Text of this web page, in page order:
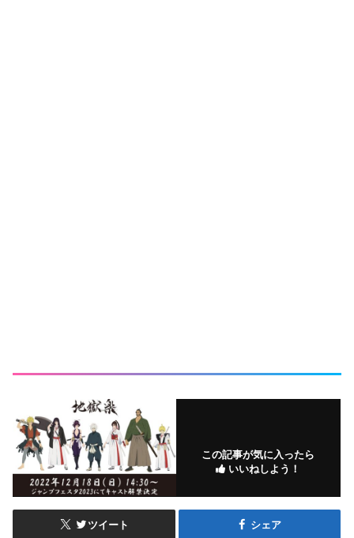
この記事が気に入ったら
いいねしよう！
ツイート シェア